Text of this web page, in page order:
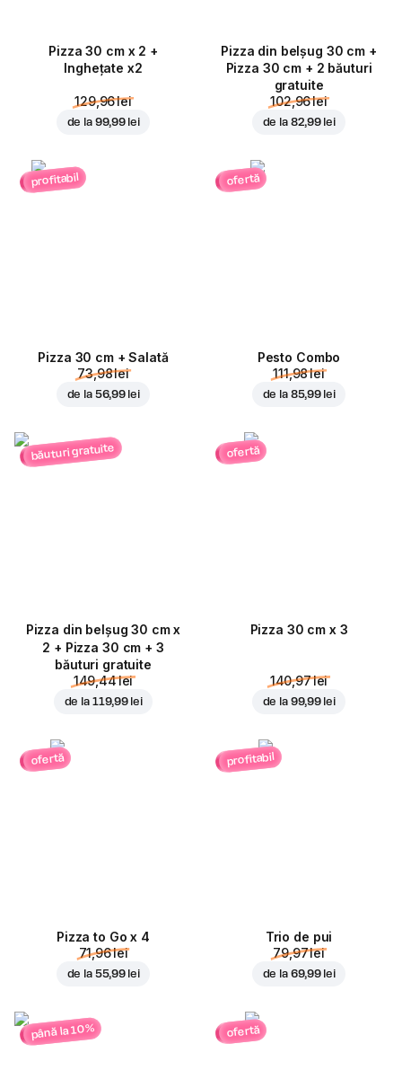
Pizza 30 cm x 2 +
Inghețate x2
129,96 lei
de la 99,99 lei
Pizza din belșug 30 cm +
Pizza 30 cm + 2 băuturi
gratuite
102,96 lei
de la 82,99 lei
profitabil
Pizza 30 cm + Salată
73,98 lei
de la 56,99 lei
ofertă
Pesto Combo
111,98 lei
de la 85,99 lei
băuturi gratuite
Pizza din belșug 30 cm x
2 + Pizza 30 cm + 3
băuturi gratuite
149,44 lei
de la 119,99 lei
ofertă
Pizza 30 cm x 3
140,97 lei
de la 99,99 lei
ofertă
Pizza to Go x 4
71,96 lei
de la 55,99 lei
profitabil
Trio de pui
79,97 lei
de la 69,99 lei
până la 10% ofertă